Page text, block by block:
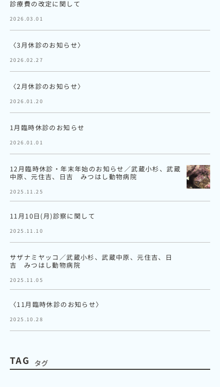
診療費の改定に関して
2026.03.01
〈3月休診のお知らせ〉
2026.02.27
〈2月休診のお知らせ〉
2026.01.20
1月臨時休診のお知らせ
2026.01.01
12月臨時休診・年末年始のお知らせ／武蔵小杉、武蔵
中原、元住吉、日吉 みつはし動物病院
2025.11.25
11月10日(月)診察に関して
2025.11.10
サザナミヤッコ／武蔵小杉、武蔵中原、元住吉、日
吉 みつはし動物病院
2025.11.05
〈11月臨時休診のお知らせ〉
2025.10.28
TAG タグ